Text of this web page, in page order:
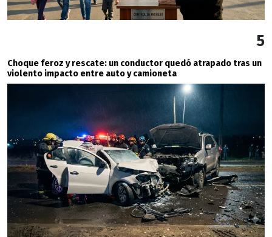
5
Choque feroz y rescate: un conductor quedó atrapado tras un
violento impacto entre auto y camioneta